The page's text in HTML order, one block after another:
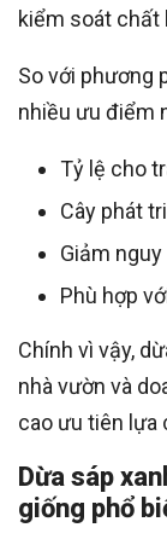
kiểm soát chất
So với phương
nhiều ưu điểm
Tỷ lệ cho
Cây phát
Giảm
Phù hợp
Chính vì vậy,
nhà vườn và
cao ưu tiên lựa
Dừa sáp
giống phổ